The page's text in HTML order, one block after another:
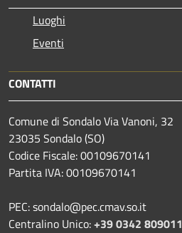
Luoghi
Eventi
CONTATTI
Comune di Sondalo Via Vanoni, 32
23035 Sondalo (SO)
Codice Fiscale: 00109670141
Partita IVA: 00109670141
PEC: sondalo@pec.cmav.so.it
Centralino Unico:+39 0342 809011